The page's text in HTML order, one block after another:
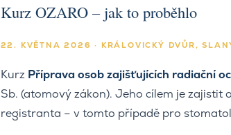
Kurz OZARO – jak to proběhlo
22. KVĚTNA 2026 · KRÁLOVICKÝ DVŮR,
Kurz Příprava osob zajišťujících radiační
Sb. (atomový zákon). Jeho cílem je
registranta – v tomto případě pro